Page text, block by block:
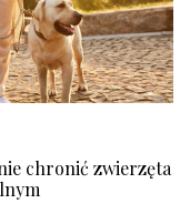
chronić zwierzęta